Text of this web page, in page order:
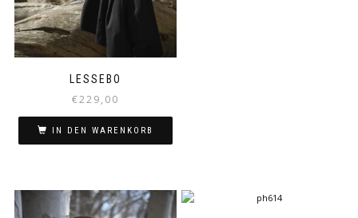
LESSEBO
€229,00
IN DEN WARENKORB